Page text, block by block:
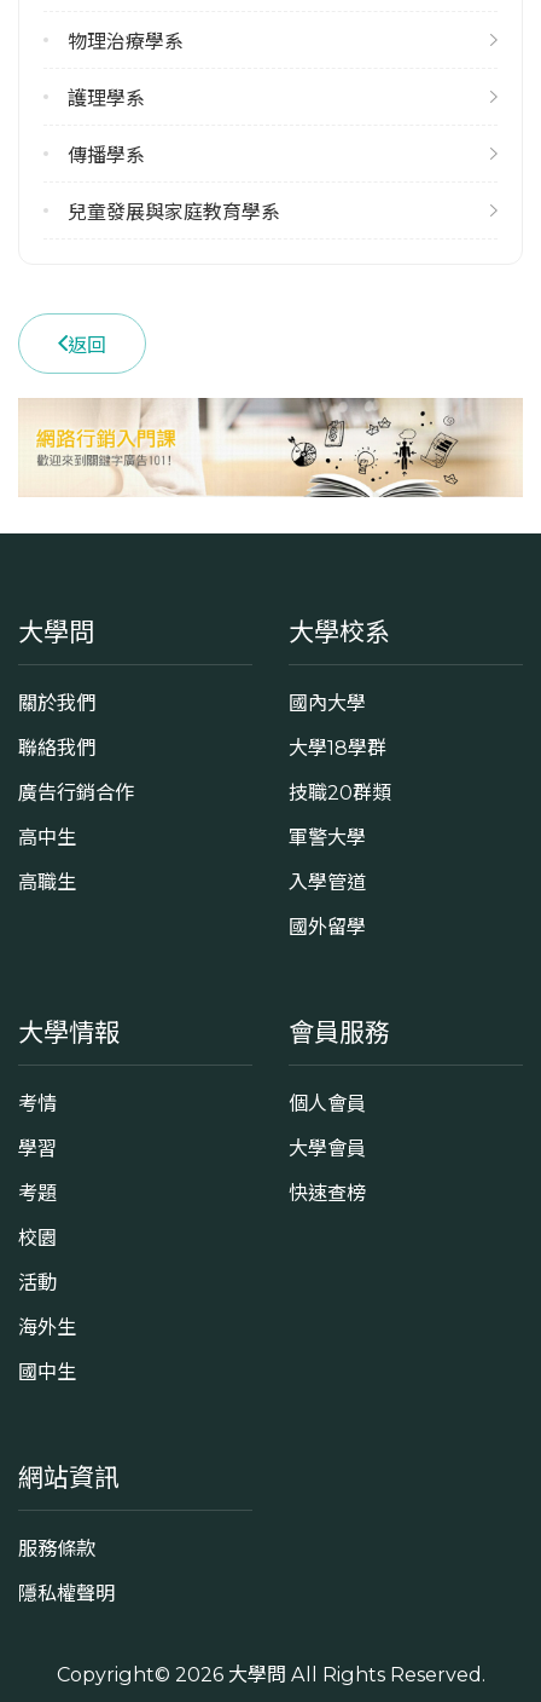
3
113學年度下學期
113學年度上學期
3
學系電話
(03)8565301 #2810
學系地址
花蓮縣花蓮市中央路三段701號
物理治療學系
護理學系
傳播學系
兒童發展與家庭教育學系
返回
大學問
關於我們
聯絡我們
廣告行銷合作
高中生
高職生
大學校系
國內大學
大學18學群
技職20群類
軍警大學
入學管道
國外留學
大學情報
考情
學習
考題
校園
活動
海外生
國中生
會員服務
個人會員
大學會員
快速查榜
網站資訊
服務條款
隱私權聲明
Copyright© 2026 大學問 All Rights Reserved.